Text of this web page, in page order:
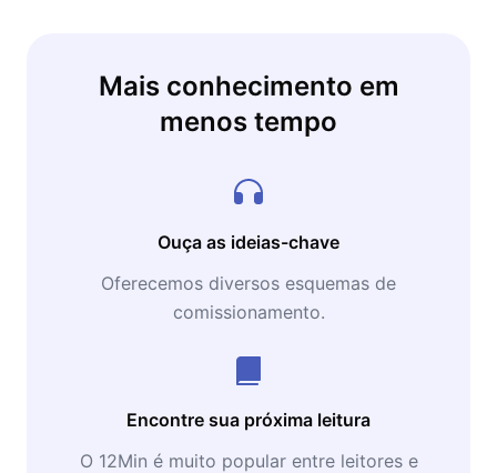
Mais conhecimento em
menos tempo
Ouça as ideias-chave
Oferecemos diversos esquemas de
comissionamento.
Encontre sua próxima leitura
O 12Min é muito popular entre leitores e